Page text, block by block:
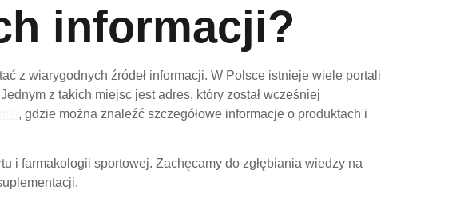
informacji?
z wiarygodnych źródeł informacji. W Polsce istnieje wiele portali
z takich miejsc jest adres, który został wcześniej
, gdzie można znaleźć szczegółowe informacje o produktach i
i farmakologii sportowej. Zachęcamy do zgłębiania wiedzy na